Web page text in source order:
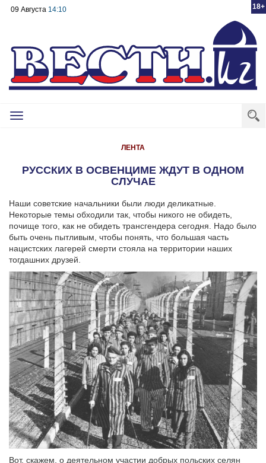
18+
09 Августа 14:10
Toggle
ЛЕНТА
РУССКИХ В ОСВЕНЦИМЕ ЖДУТ В ОДНОМ
СЛУЧАЕ
Наши советские начальники были люди деликатные.
Некоторые темы обходили так, чтобы никого не обидеть,
почище того, как не обидеть трансгендера сегодня. Надо было
быть очень пытливым, чтобы понять, что большая часть
нацистских лагерей смерти стояла на территории наших
тогдашних друзей.
Вот, скажем, о деятельном участии добрых польских селян